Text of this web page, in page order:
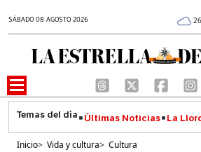
SÁBADO 08 AGOSTO 2026
Últimas Noticias La
Inicio> Vida y cultura> Cultura